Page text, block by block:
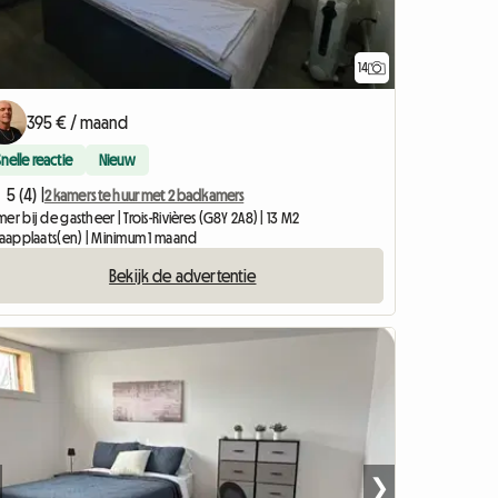
14
395 € / maand
reactie Nieuw
5 (4) | 2 kamers te huur met 2 badkamers
bij de gastheer | Trois-Rivières (G8Y 2A8) | 13 M2
| Minimum 1 maand
Bekijk de advertentie
❯